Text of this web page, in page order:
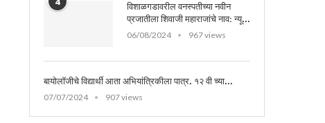
विशाळगडावरील वनस्पतीच्या नवीन
प्रजातीला शिवाजी महाराजांचे नाव: न्यू...
06/08/2024
967 views
बायोलॉजीचे विद्यार्थी आता अभियांत्रिकीला पात्र. १२ वी च्या...
07/07/2024
907 views